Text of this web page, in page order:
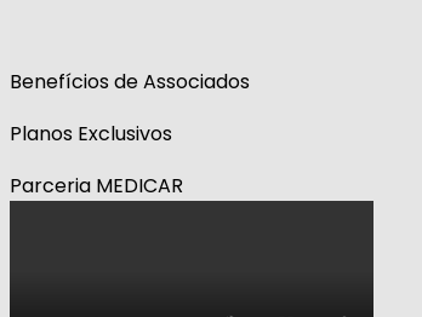
Benefícios de Associados
Planos Exclusivos
Parceria MEDICAR